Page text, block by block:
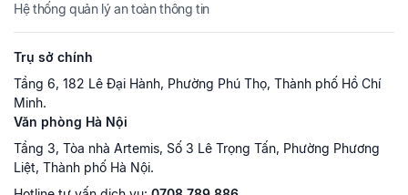
Hệ thống quản lý an toàn thông tin
Trụ sở chính
Tầng 6, 182 Lê Đại Hành, Phường Phú Thọ, Thành phố Hồ Chí
Minh.
Văn phòng Hà Nội
Tầng 3, Tòa nhà Artemis, Số 3 Lê Trọng Tấn, Phường Phương
Liệt, Thành phố Hà Nội.